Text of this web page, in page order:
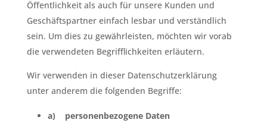
Öffentlichkeit als auch für unsere Kunden und
Geschäftspartner einfach lesbar und verständlich
sein. Um dies zu gewährleisten, möchten wir vorab
die verwendeten Begrifflichkeiten erläutern.
Wir verwenden in dieser Datenschutzerklärung
unter anderem die folgenden Begriffe:
a) personenbezogene Daten